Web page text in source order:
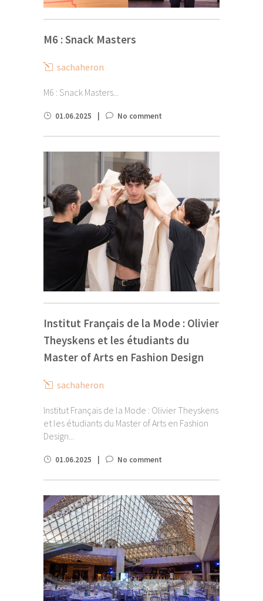
M6 : Snack Masters
sachaheron
M6 : Snack Masters...
01.06.2025 No comment
Institut Français de la Mode : Olivier
Theyskens et les étudiants du
Master of Arts en Fashion Design
sachaheron
Institut Français de la Mode : Olivier Theyskens
et les étudiants du Master of Arts en Fashion
Design...
01.06.2025 No comment